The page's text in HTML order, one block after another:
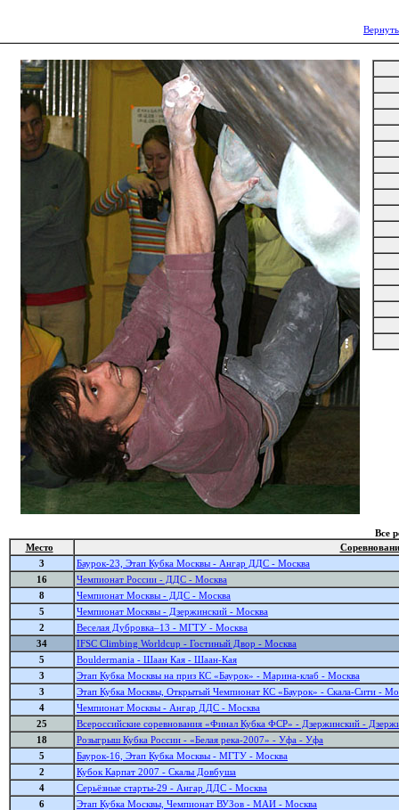
Все
Место
3
Баурок-23, Этап Кубка Москвы - Ангар ДДС - Москва
16
Чемпионат России - ДДС - Москва
8
Чемпионат Москвы - ДДС - Москва
5
Чемпионат Москвы - Дзержинский - Москва
2
Веселая Дубровка–13 - МГТУ - Москва
34
IFSC Climbing Worldcup - Гостиный Двор - Москва
5
Bouldermania - Шаан Кая - Шаан-Кая
3
Этап Кубка Москвы на приз КС «Баурок» - Марина-клаб - Москва
3
Этап Кубка Москвы, Открытый Чемпионат КС «Баурок» - Скала-Сити -
4
Чемпионат Москвы - Ангар ДДС - Москва
25
Всероссийские соревнования «Финал Кубка ФСР» - Дзержинский -
18
Розыгрыш Кубка России - «Белая река-2007» - Уфа - Уфа
5
Баурок-16, Этап Кубка Москвы - МГТУ - Москва
2
Кубок Карпат 2007 - Скалы Довбуша
4
Серьёзные старты-29 - Ангар ДДС - Москва
6
Этап Кубка Москвы, Чемпионат ВУЗов - МАИ - Москва